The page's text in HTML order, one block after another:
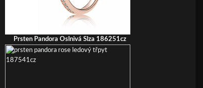
Prsten Pandora Oslnivá Slza 186251cz